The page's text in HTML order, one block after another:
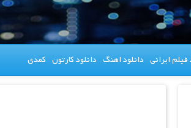
فیلم ایرانی دانلود اهنگ دانلود کارتون کمدی